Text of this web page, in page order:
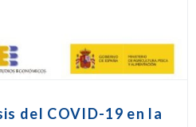
del COVID-19 en la